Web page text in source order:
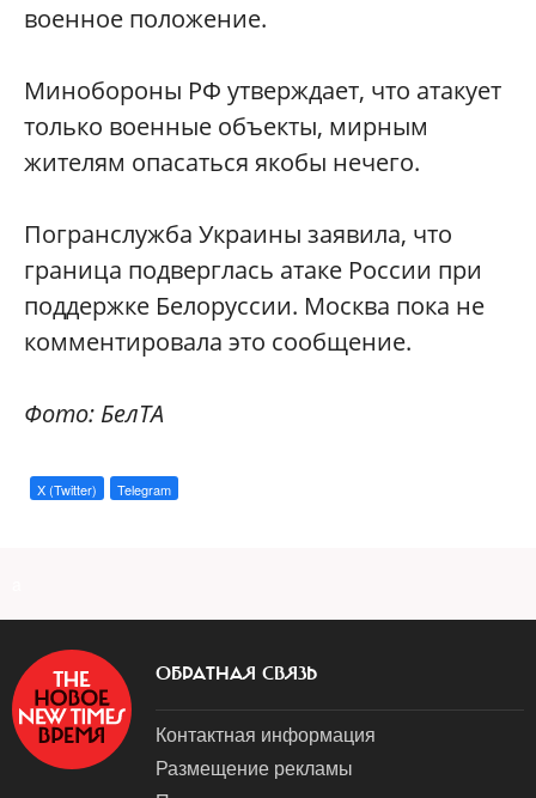
военное положение.
Минобороны РФ утверждает, что атакует
только военные объекты, мирным
жителям опасаться якобы нечего.
Погранслужба Украины заявила, что
граница подверглась атаке России при
поддержке Белоруссии. Москва пока не
комментировала это сообщение.
Фото: БелТА
X (Twitter) Telegram
ОБРАТНАЯ СВЯЗЬ
Контактная информация
Размещение рекламы